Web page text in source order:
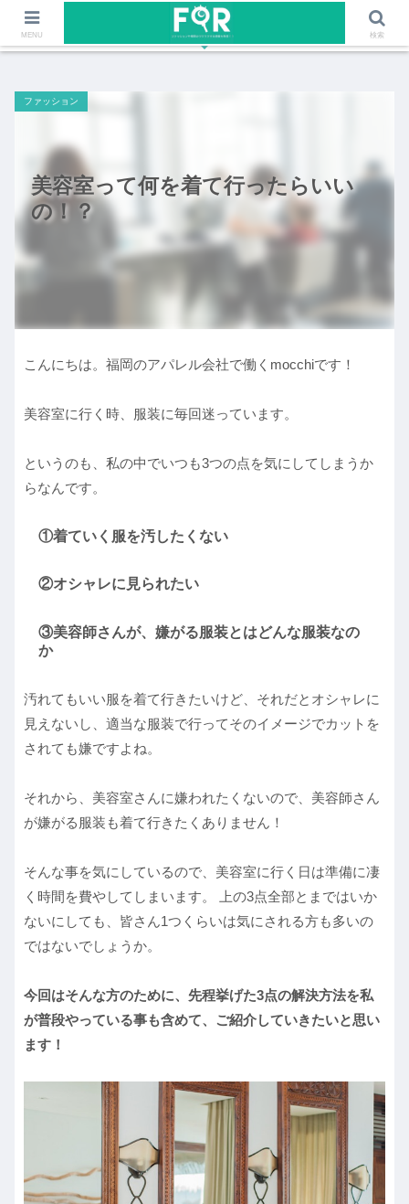
ファッションや福岡のワクワクする情報を発信！！
美容室って何を着て行ったらいい
の！？
ファッション
こんにちは。福岡のアパレル会社で働くmocchiです！
美容室に行く時、服装に毎回迷っています。
というのも、私の中でいつも3つの点を気にしてしまうか
らなんです。
①着ていく服を汚したくない
②オシャレに見られたい
③美容師さんが、嫌がる服装とはどんな服装なの
か
汚れてもいい服を着て行きたいけど、それだとオシャレに
見えないし、適当な服装で行ってそのイメージでカットを
されても嫌ですよね。
それから、美容室さんに嫌われたくないので、美容師さん
が嫌がる服装も着て行きたくありません！
そんな事を気にしているので、美容室に行く日は準備に凄
く時間を費やしてしまいます。 上の3点全部とまではいか
ないにしても、皆さん1つくらいは気にされる方も多いの
ではないでしょうか。
今回はそんな方のために、先程挙げた3点の解決方法を私
が普段やっている事も含めて、ご紹介していきたいと思い
ます！
MENU 検索